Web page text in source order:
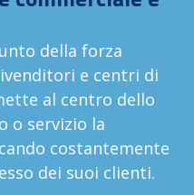
della forza
e centri di
al centro dello
o servizio la
costantemente
dei suoi clienti.